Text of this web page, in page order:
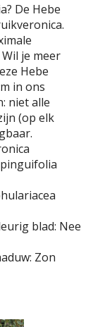
De Hebe
je meer
Hebe
in ons
niet alle
(op elk
blad: Nee
Zon